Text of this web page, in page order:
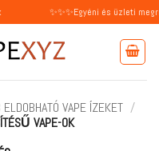
✨✨✨Egyéni és üzleti
VAPE ÍZEKET /
VAPE-OK